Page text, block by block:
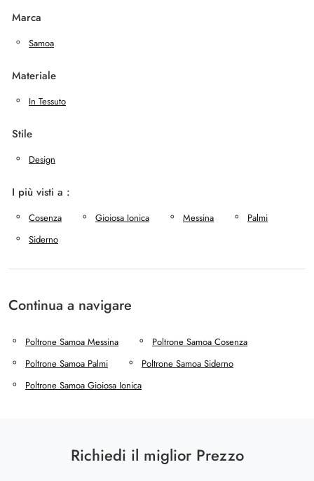
Marca
Samoa
Materiale
In Tessuto
Stile
Design
I più visti a :
Cosenza Gioiosa Ionica Messina
Palmi
Siderno
Continua a navigare
Poltrone Samoa Messina
Poltrone Samoa Cosenza
Poltrone Samoa Palmi
Poltrone Samoa Siderno
Poltrone Samoa Gioiosa Ionica
Richiedi il miglior Prezzo